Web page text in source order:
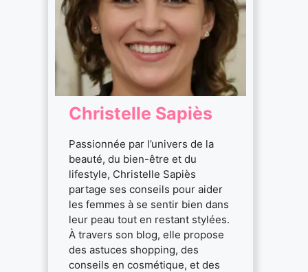
Christelle Sapiès
Passionnée par l’univers de la
beauté, du bien-être et du
lifestyle, Christelle Sapiès
partage ses conseils pour aider
les femmes à se sentir bien dans
leur peau tout en restant stylées.
À travers son blog, elle propose
des astuces shopping, des
conseils en cosmétique, et des